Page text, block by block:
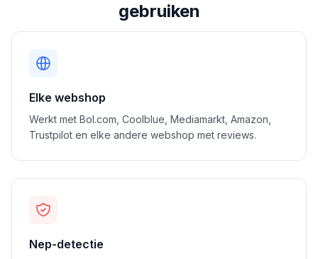
gebruiken
Elke webshop
Werkt met Bol.com, Coolblue, Mediamarkt, Amazon,
Trustpilot en elke andere webshop met reviews.
Nep-detectie